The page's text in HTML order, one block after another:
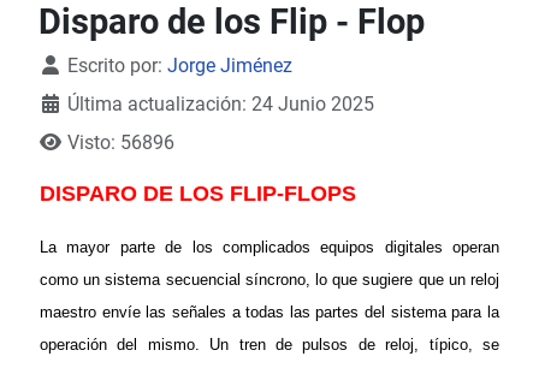
Disparo de los Flip - Flop
Detalles
Escrito por: Jorge Jiménez
Última actualización: 24 Junio 2025
Visto: 56896
DISPARO DE LOS FLIP-FLOPS
La mayor parte de los complicados equipos digitales operan
como un sistema secuencial síncrono, lo que sugiere que un reloj
maestro envíe las señales a todas las partes del sistema para la
operación del mismo. Un tren de pulsos de reloj, típico, se